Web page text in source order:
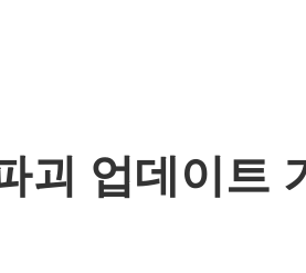
괴 업데이트